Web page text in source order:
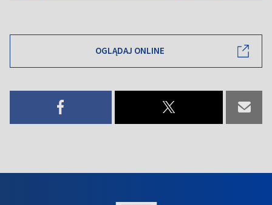
OGLĄDAJ ONLINE